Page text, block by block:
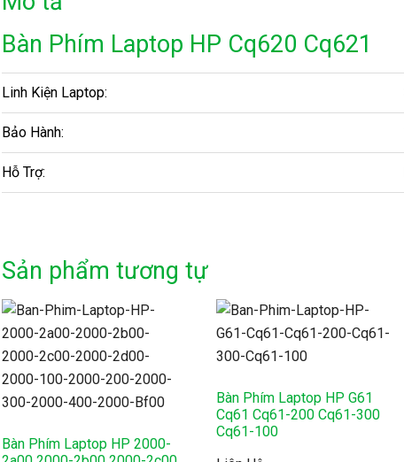
Bàn Phím Laptop HP Cq620 Cq621
Linh Kiện Laptop:
Bảo Hành:
Hỗ Trợ:
Sản phẩm tương tự
Bàn Phím Laptop HP 2000-
Bàn Phím Laptop HP G61
Cq61 Cq61-200 Cq61-300
Cq61-100